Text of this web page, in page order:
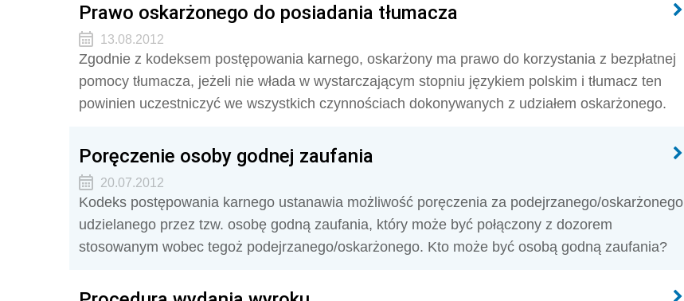
Prawo oskarżonego do posiadania tłumacza
13.08.2012
Zgodnie z kodeksem postępowania karnego, oskarżony ma prawo do korzystania z bezpłatnej
pomocy tłumacza, jeżeli nie włada w wystarczającym stopniu językiem polskim i tłumacz ten
powinien uczestniczyć we wszystkich czynnościach dokonywanych z udziałem oskarżonego.
Poręczenie osoby godnej zaufania
20.07.2012
Kodeks postępowania karnego ustanawia możliwość poręczenia za podejrzanego/oskarżonego
udzielanego przez tzw. osobę godną zaufania, który może być połączony z dozorem
stosowanym wobec tegoż podejrzanego/oskarżonego. Kto może być osobą godną zaufania?